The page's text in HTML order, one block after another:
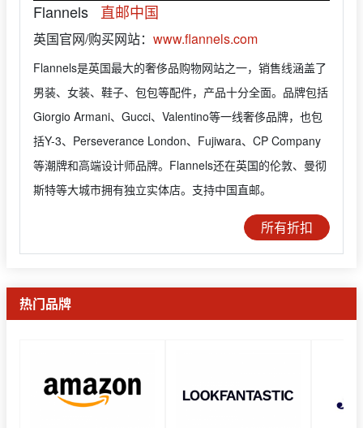
Flannels 直邮中国
英国官网/购买网站： www.flannels.com
Flannels是英国最大的奢侈品购物网站之一，销售线涵盖了
男装、女装、鞋子、包包等配件，产品十分全面。品牌包括
Giorgio Armani、Gucci、Valentino等一线奢侈品牌，也包
括Y-3、Perseverance London、Fujiwara、CP Company
等潮牌和高端设计师品牌。Flannels还在英国的伦敦、曼彻
斯特等大城市拥有独立实体店。支持中国直邮。
所有折扣
热门品牌